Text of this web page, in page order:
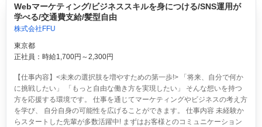
Webマーケティング/ビジネススキルを身につける/SNS運用が
学べる/交通費支給/髪型自由
株式会社FFU
東京都
正社員：時給1,700円～2,300円
【仕事内容】<未来の選択肢を増やすための第一歩!> 「将来、自分で何か
に挑戦したい」 「もっと自由な働き方を実現したい」 そんな想いを持つ
方を応援する環境です。 仕事を通じてマーケティングやビジネスの考え方
を学び、 自分自身の可能性を広げることができます。 仕事内容 未経験か
らスタートした先輩が多数活躍中! まずはお客様とのコミュニケーション